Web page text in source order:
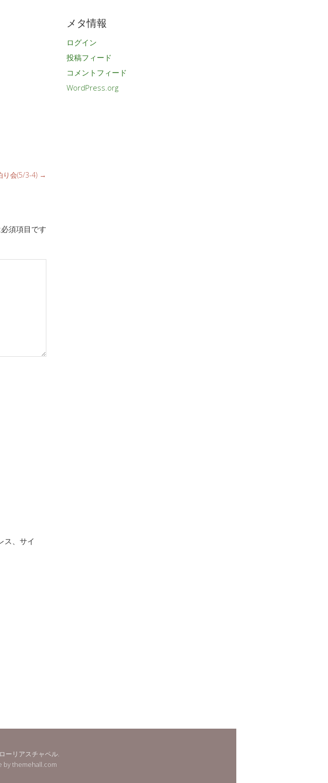
会(5/3-4) →
須項目です
ス、サイ
メタ情報
ログイン
投稿フィード
コメントフィード
WordPress.org
ーリアスチャペル.
by themehall.com